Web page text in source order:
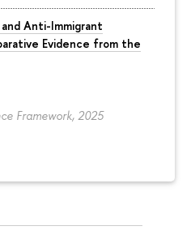
Anti-Immigrant
Evidence from the
Framework, 2025